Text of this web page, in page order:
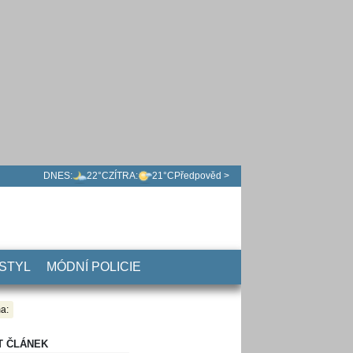
DNES: 22°CZÍTRA: 21°C Předpověd >
MÓDNÍ POLICIE
ČLÁNEK